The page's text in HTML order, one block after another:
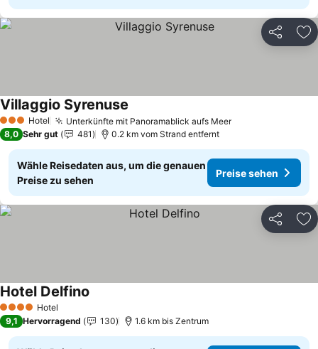
Teilen
3 SterneHotel Unterkünfte mit Panoramablick aufs MeerPreise sehen
Villaggio Syrenuse
8,0 Sehr gut 481 0.2 km vom Strand entfernt
Wähle Reisedaten aus, um die genauen
Preise zu sehen
Preise sehen
Teilen
4 Sterne Hotel
Hotel Delfino
9,1 Hervorragend 130 1.6 km bis Zentrum